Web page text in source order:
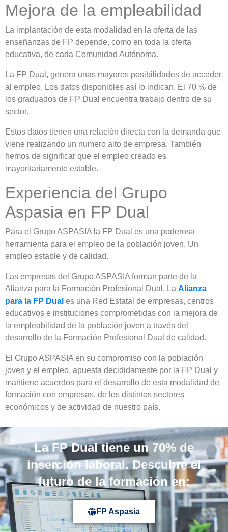
Mejora de la empleabilidad
La implantación de esta modalidad en la oferta de las
enseñanzas de FP depende, como en toda la oferta
educativa, de cada Comunidad Autónoma.
La FP Dual, genera unas mayores posibilidades de acceder
al empleo. Los datos disponibles así lo indican. El 70 % de
los graduados de FP Dual encuentra trabajo dentro de su
sector.
Estos datos tienen una relación directa con la demanda que
viene realizando un numero alto de empresa. También
hemos de significar que el empleo creado es
mayoritariamente estable.
Experiencia del Grupo
Aspasia en FP Dual
Para el Grupo ASPASIA la FP Dual es una poderosa
herramienta para el empleo de la población joven. Un
empleo estable y de calidad.
Las empresas del Grupo ASPASIA forman parte de la
Alianza para la Formación Profesional Dual. La Alianza
para la FP Dual es una Red Estatal de empresas, centros
educativos e instituciones comprometidas con la mejora de
la empleabilidad de la población joven a través del
desarrollo de la Formación Profesional Dual de calidad.
El Grupo ASPASIA en su compromiso con la población
joven y el empleo, apuesta decididamente por la FP Dual y
mantiene acuerdos para el desarrollo de esta modalidad de
formación con empresas, de los distintos sectores
económicos y de actividad de nuestro país.
La FP Dual tiene un 70% de
inserción laboral. Descubre el
futuro de la formación en:
FP Aspasia